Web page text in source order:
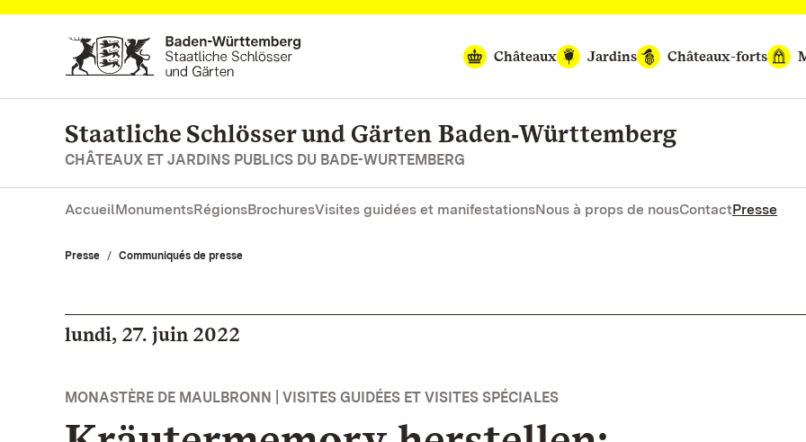
Vers la page d’accueil
Châteaux
Jardins Châteaux-forts
Staatliche Schlösser und Gärten Baden‑Württemberg
CHÂTEAUX ET JARDINS PUBLICS DU BADE-WURTEMBERG
AccueilMonumentsRégionsBrochuresVisites guidées et manifestationsNous à props de nousContactPresse
Presse Communiqués de presse
lundi, 27. juin 2022
MONASTÈRE DE MAULBRONN | VISITES GUIDÉES ET VISITES SPÉCIALES